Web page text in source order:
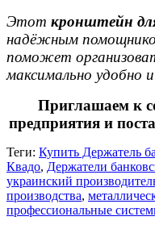
Этот кронштейн
надёжным
поможет
максимально удобно
Приглашаем к
предприятия и
Теги: Купить Держатель
Квадо, Держатели
украинский
производства,
профессиональные